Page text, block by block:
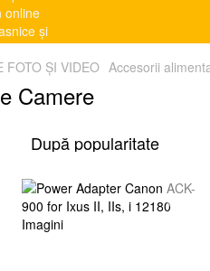
FOTO ȘI VIDEO Accesorii
Camere
După popularitate